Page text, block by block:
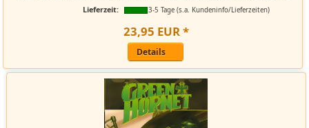
Lieferzeit: 3-5 Tage (s.a. Kundeninfo/Lieferzeiten)
23,95 EUR*
Details